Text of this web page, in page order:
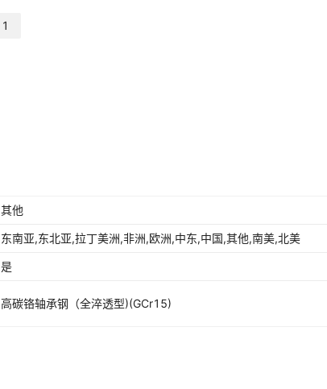
1
其他
东南亚,东北亚,拉丁美洲,非洲,欧洲,中东,中国,其他,南美,北美
是
高碳铬轴承钢（全淬透型)(GCr15)